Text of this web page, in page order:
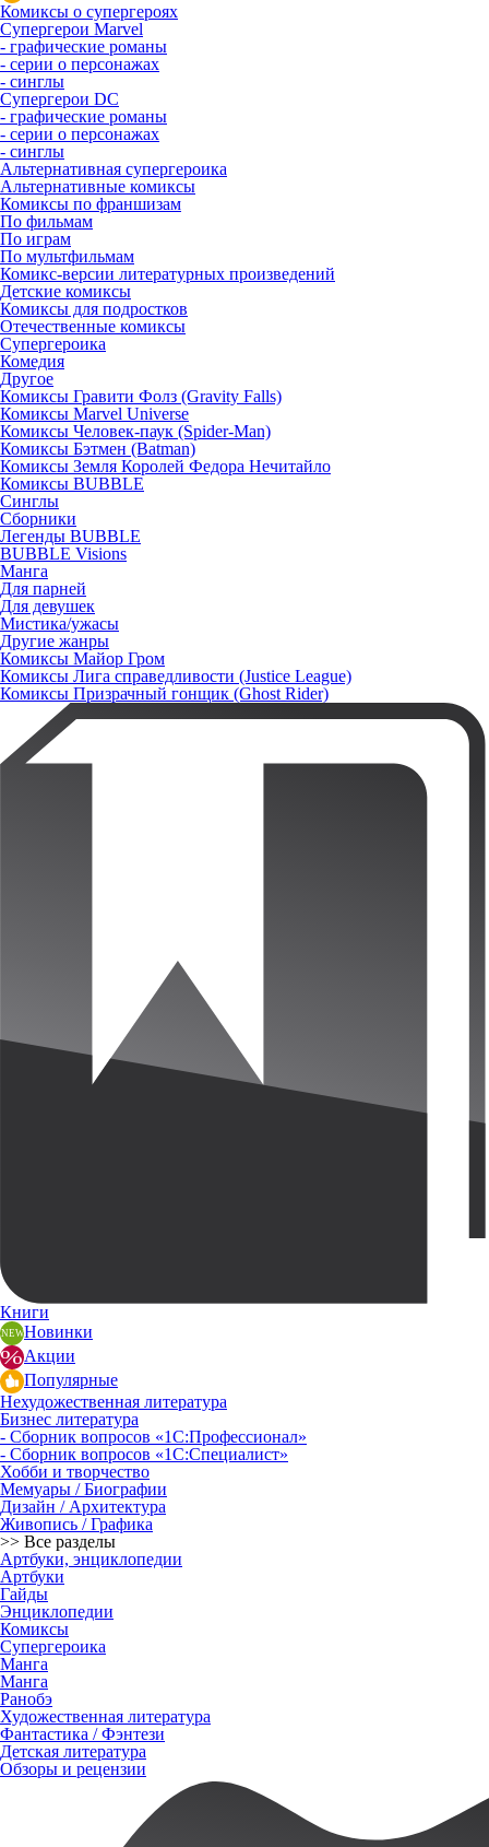
Комиксы о супергероях
Супергерои Marvel
- графические романы
- серии о персонажах
- синглы
Супергерои DC
- графические романы
- серии о персонажах
- синглы
Альтернативная супергероика
Альтернативные комиксы
Комиксы по франшизам
По фильмам
По играм
По мультфильмам
Комикс-версии литературных произведений
Детские комиксы
Комиксы для подростков
Отечественные комиксы
Супергероика
Комедия
Другое
Комиксы Гравити Фолз (Gravity Falls)
Комиксы Marvel Universe
Комиксы Человек-паук (Spider-Man)
Комиксы Бэтмен (Batman)
Комиксы Земля Королей Федора Нечитайло
Комиксы BUBBLE
Синглы
Сборники
Легенды BUBBLE
BUBBLE Visions
Манга
Для парней
Для девушек
Мистика/ужасы
Другие жанры
Комиксы Майор Гром
Комиксы Лига справедливости (Justice League)
Комиксы Призрачный гонщик (Ghost Rider)
Книги
Новинки
Акции
Популярные
Нехудожественная литература
Бизнес литература
- Сборник вопросов «1С:Профессионал»
- Сборник вопросов «1С:Специалист»
Хобби и творчество
Мемуары / Биографии
Дизайн / Архитектура
Живопись / Графика
>> Все разделы
Артбуки, энциклопедии
Артбуки
Гайды
Энциклопедии
Комиксы
Супергероика
Манга
Манга
Ранобэ
Художественная литература
Фантастика / Фэнтези
Детская литература
Обзоры и рецензии